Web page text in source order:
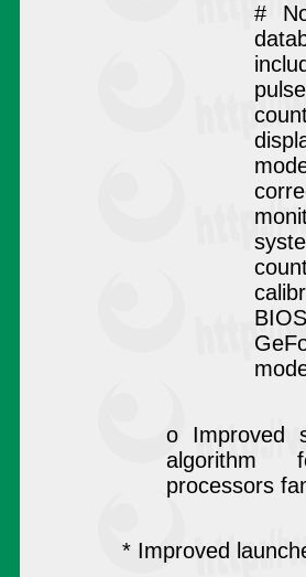
#
o Improved
algorithm
processors
* Improved